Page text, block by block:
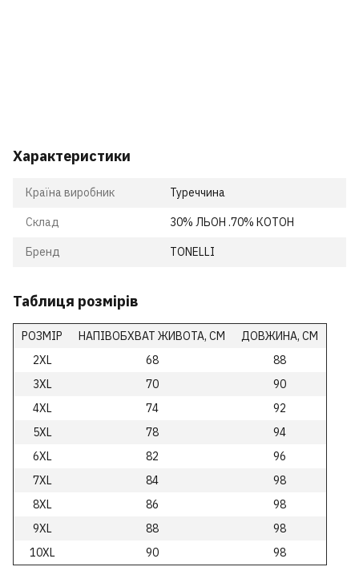
Характеристики
Країна виробник Туреччина
Склад 30% ЛЬОН .70% КОТОН
Бренд TONELLI
Таблиця розмірів
РОЗМІР НАПІВОБХВАТ ЖИВОТА, СМ
ДОВЖИНА, СМ
2XL
68
88
3XL
70
90
4XL
74
92
5XL
78
94
6XL
82
96
7XL
84
98
8XL
86
98
9XL
88
98
10XL
90 98